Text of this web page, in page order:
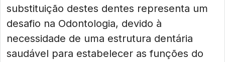
substituição destes dentes representa um
desafio na Odontologia, devido à
necessidade de uma estrutura dentária
saudável para estabelecer as funções do